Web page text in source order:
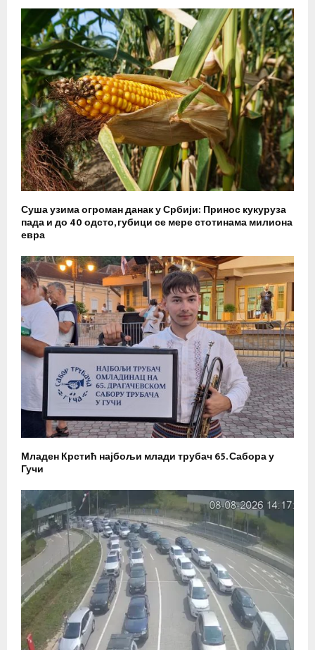
Суша узима огроман данак у Србији: Принос кукуруза
пада и до 40 одсто, губици се мере стотинама милиона
евра
Младен Крстић најбољи млади трубач 65. Сабора у
Гучи